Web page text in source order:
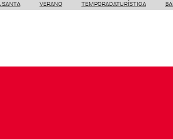
SANTA VERANO TEMPORADATURÍSTICA